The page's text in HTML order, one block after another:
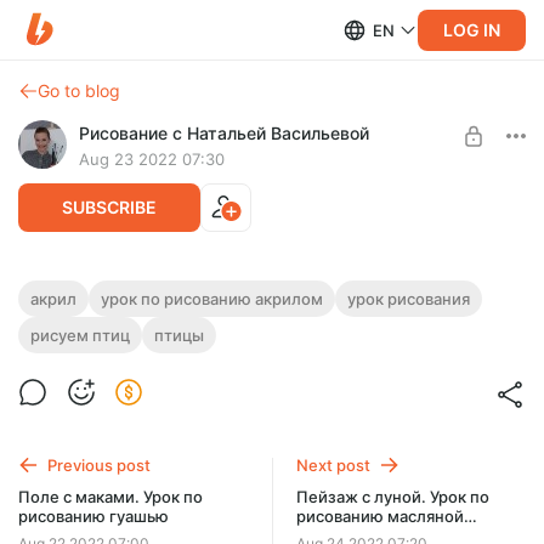
EN LOG IN
Go to blog
Рисование с Натальей Васильевой
Aug 23 2022 07:30
SUBSCRIBE
Красный кардинал. Урок по рисованию
акрилом
Работаем по готовому эскизу. Продолжительность урока -
акрил урок по рисованию акрилом
урок рисования
рисуем птиц
птицы
Previous post
Поле с маками. Урок по
рисованию гуашью
Next post
Пейзаж с луной. Урок по
рисованию масляной
пастелью